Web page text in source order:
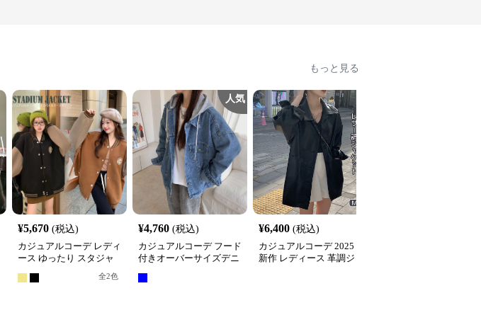
もっと見る
¥5,670 (税込)
カジュアルコーデ レディ
ース ゆったり スタジャ
ン ジャケット 春秋冬対
応
全2色
人気
¥4,760 (税込)
カジュアルコーデ フード
付きオーバーサイズデニ
¥6,400 (税込)
カジュアルコーデ 2025
新作 レディース 革調ジ